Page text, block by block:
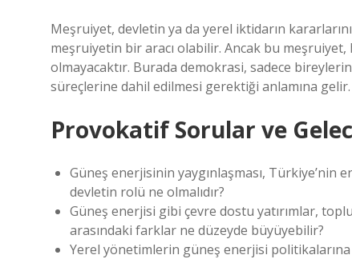
Meşruiyet, devletin ya da yerel iktidarın
meşruiyetin bir aracı olabilir. Ancak bu meşruiyet,
olmayacaktır. Burada demokrasi, sadece
süreçlerine dahil edilmesi gerektiği anlamına gelir.
Provokatif Sorular ve
Güneş enerjisinin yaygınlaşması, Türkiye’nin
devletin rolü ne olmalıdır?
Güneş enerjisi gibi çevre dostu yatırımlar,
arasındaki farklar ne düzeyde büyüyebilir?
Yerel yönetimlerin güneş enerjisi politikalarına